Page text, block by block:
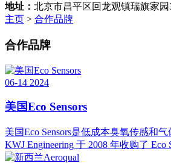
地址： 北京市昌平区回龙观镇瑞旗家园
主页 > 合作品牌
合作品牌
06-14 2024
美国Eco Sensors
美国Eco Sensors是低成本臭氧传感和
KWJ Engineering 于 2008 年收购了 Eco